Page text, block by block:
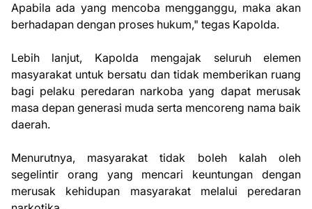
Apabila ada yang mencoba mengganggu, maka akan
berhadapan dengan proses hukum," tegas Kapolda.
Lebih lanjut, Kapolda mengajak seluruh elemen
masyarakat untuk bersatu dan tidak memberikan ruang
bagi pelaku peredaran narkoba yang dapat merusak
masa depan generasi muda serta mencoreng nama baik
daerah.
Menurutnya, masyarakat tidak boleh kalah oleh
segelintir orang yang mencari keuntungan dengan
merusak kehidupan masyarakat melalui peredaran